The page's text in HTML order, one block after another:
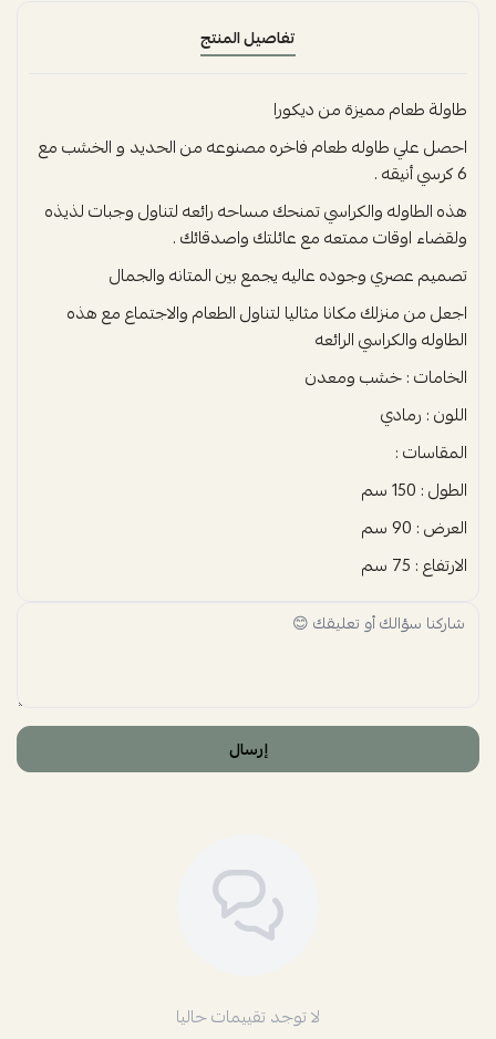
تفاصيل المنتج
طاولة طعام مميزة من ديكورا
احصل علي طاوله طعام فاخره مصنوعه من الحديد و الخشب مع
6 كرسي أنيقه .
هذه الطاوله والكراسي تمنحك مساحه رائعه لتناول وجبات لذيذه
ولقضاء اوقات ممتعه مع عائلتك واصدقائك .
تصميم عصري وجوده عاليه يجمع بين المتانه والجمال
اجعل من منزلك مكانا مثاليا لتناول الطعام والاجتماع مع هذه
الطاوله والكراسي الرائعه
الخامات : خشب ومعدن
اللون : رمادي
المقاسات :
الطول : 150 سم
العرض : 90 سم
الارتفاع : 75 سم
إرسال
لا توجد تقييمات حاليا